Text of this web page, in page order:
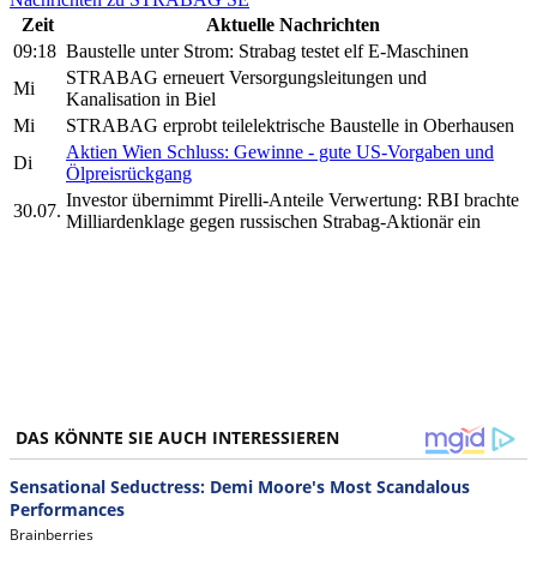
Zeit
Aktuelle Nachrichten
09:18 Baustelle unter Strom: Strabag testet elf E-Maschinen
Mi
STRABAG erneuert Versorgungsleitungen und
Kanalisation in Biel
Mi
STRABAG erprobt teilelektrische Baustelle in Oberhausen
Di
Aktien Wien Schluss: Gewinne - gute US-Vorgaben und
Ölpreisrückgang
30.07.
Investor übernimmt Pirelli-Anteile Verwertung: RBI brachte
Milliardenklage gegen russischen Strabag-Aktionär ein